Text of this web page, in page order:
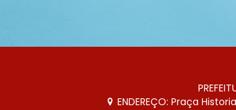
ENDEREÇO: Praça